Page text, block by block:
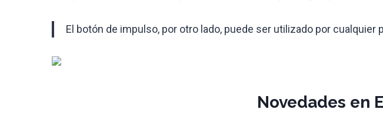
El botón de impulso, por otro lado, puede ser utilizado por
Novedades en